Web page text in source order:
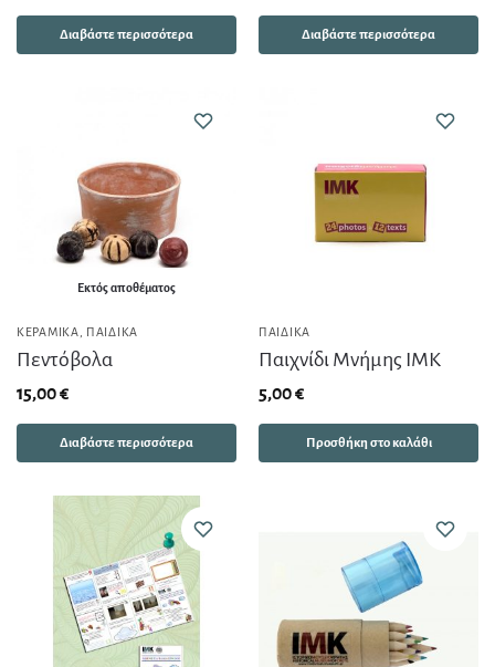
Διαβάστε περισσότερα Διαβάστε περισσότερα
Εκτός αποθέματος
ΚΕΡΑΜΙΚΆ ΠΑΙΔΙΚΆ
Πεντόβολα
15,00€
Διαβάστε περισσότερα
ΠΑΙΔΙΚΆ
Παιχνίδι Μνήμης ΙΜΚ
5,00€
Προσθήκη στο καλάθι